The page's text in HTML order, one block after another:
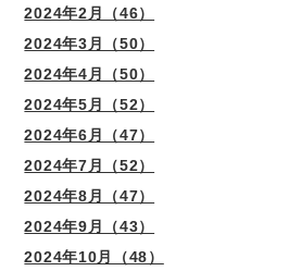
2024年2月（46）
2024年3月（50）
2024年4月（50）
2024年5月（52）
2024年6月（47）
2024年7月（52）
2024年8月（47）
2024年9月（43）
2024年10月（48）